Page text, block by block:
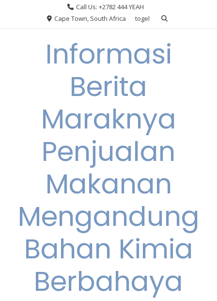
Call Us: +2782 444 YEAH
Cape Town, South Africa
togel
Informasi
Berita
Maraknya
Penjualan
Makanan
Mengandung
Bahan Kimia
Berbahaya